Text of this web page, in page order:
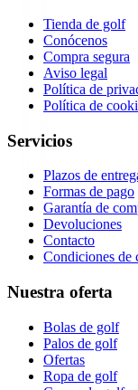
Tienda de golf
Conócenos
Compra segura
Aviso legal
Política de
Política de
Servicios
Plazos de
Formas de pago
Garantía de
Devoluciones
Contacto
Condiciones de
Nuestra oferta
Bolas de golf
Palos de golf
Ofertas
Ropa de golf